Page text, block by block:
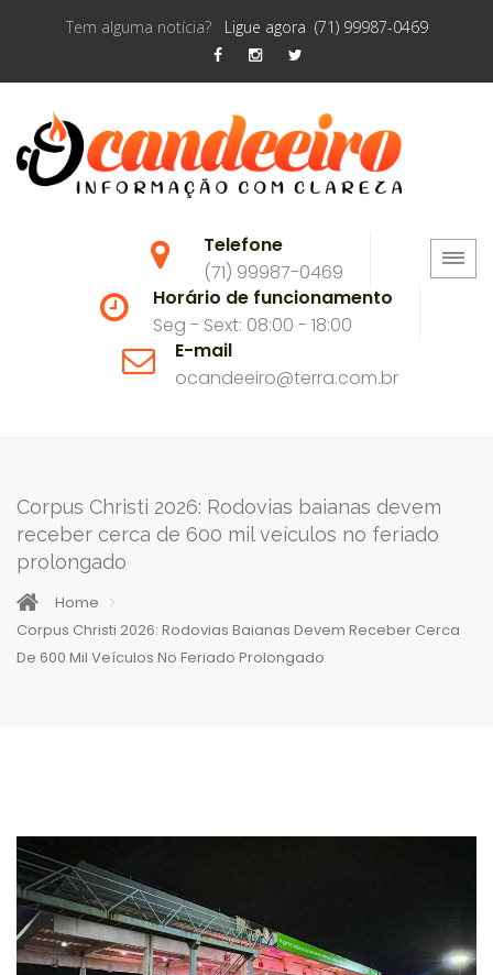
Tem alguma notícia? Ligue agora (71) 99987-0469
Telefone
(71) 99987-0469
Horário de funcionamento
Seg - Sext: 08:00 - 18:00
E-mail
ocandeeiro@terra.com.br
Corpus Christi 2026: Rodovias baianas devem
receber cerca de 600 mil veículos no feriado
prolongado
Home
Corpus Christi 2026: Rodovias Baianas Devem Receber Cerca
De 600 Mil Veículos No Feriado Prolongado